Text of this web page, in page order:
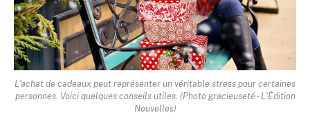
L'achat de cadeaux peut représenter un véritable stress pour certaines
personnes. Voici quelques conseils utiles. (Photo gracieuseté - L'Édition
Nouvelles)